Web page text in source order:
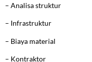
– Analisa struktur
– Infrastruktur
– Biaya material
– Kontraktor